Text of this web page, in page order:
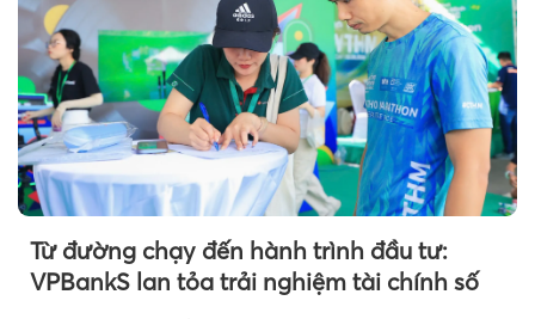
Từ đường chạy đến hành trình đầu tư:
VPBankS lan tỏa trải nghiệm tài chính số